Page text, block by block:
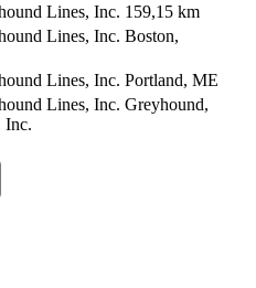
Lines, Inc. 159,15 km
Lines, Inc. Boston,
Lines, Inc. Portland, ME
Lines, Inc. Greyhound,
Inc.
©CARTO